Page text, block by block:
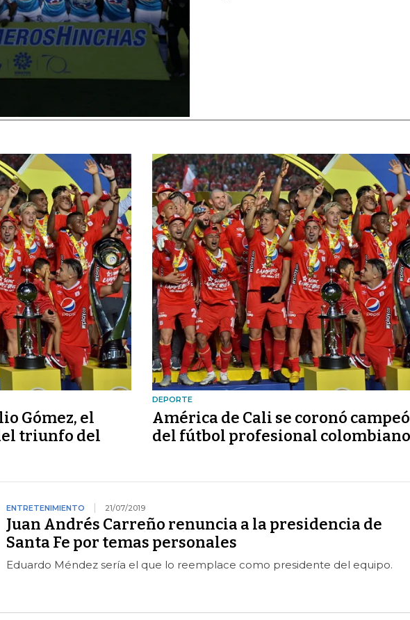
Gómez, el
triunfo del
DEPORTE
América de Cali se coronó
del fútbol profesional colombiano
ENTRETENIMIENTO 21/07/2019
Juan Andrés Carreño renuncia a la presidencia de
Santa Fe por temas personales
Eduardo Méndez sería el que lo reemplace como presidente del equipo.